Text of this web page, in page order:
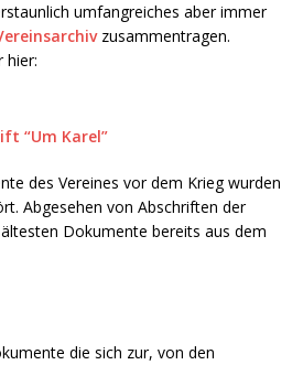
umfangreiches aber immer
zusammentragen.
hier:
“Um Karel”
des Vereines vor dem Krieg wurden
Abgesehen von Abschriften der
Dokumente bereits aus dem
die sich zur, von den